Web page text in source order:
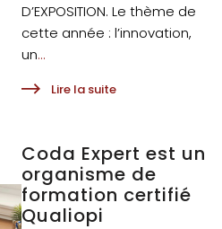
D’EXPOSITION. Le thème de
cette année : l’innovation,
un...
Lire la suite
Coda Expert est un
organisme de
formation certifié
Qualiopi